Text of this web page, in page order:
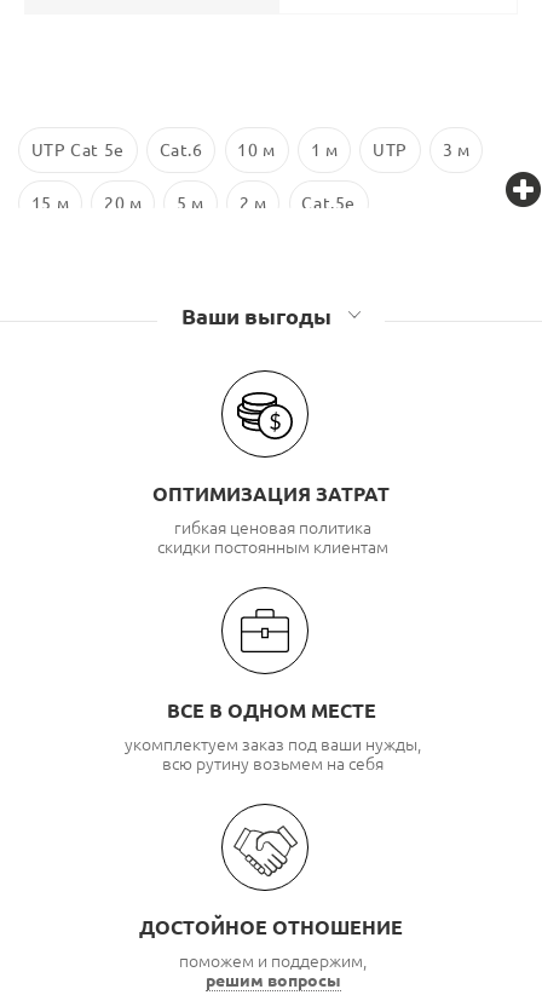
UTP Cat 5e Cat.6 10 м 1 м UTP 3 м
15 м 20 м 5 м 2 м Cat.5e
Ваши выгоды
ОПТИМИЗАЦИЯ ЗАТРАТ
гибкая ценовая политика
скидки постоянным клиентам
ВСЕ В ОДНОМ МЕСТЕ
укомплектуем заказ под ваши нужды,
всю рутину возьмем на себя
ДОСТОЙНОЕ ОТНОШЕНИЕ
поможем и поддержим,
решим вопросы